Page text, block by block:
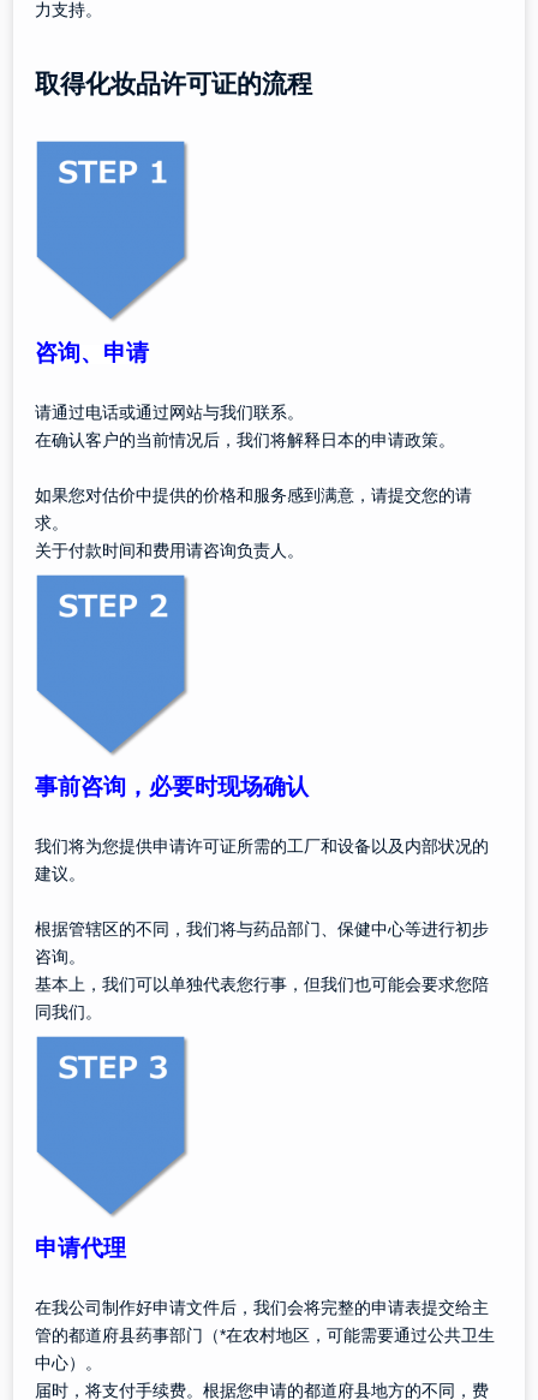
力支持。
取得化妆品许可证的流程
咨询、申请
请通过电话或通过网站与我们联系。
在确认客户的当前情况后，我们将解释日本的申请政策。
如果您对估价中提供的价格和服务感到满意，请提交您的请
求。
关于付款时间和费用请咨询负责人。
事前咨询，必要时现场确认
我们将为您提供申请许可证所需的工厂和设备以及内部状况的
建议。
根据管辖区的不同，我们将与药品部门、保健中心等进行初步
咨询。
基本上，我们可以单独代表您行事，但我们也可能会要求您陪
同我们。
申请代理
在我公司制作好申请文件后，我们会将完整的申请表提交给主
管的都道府县药事部门（*在农村地区，可能需要通过公共卫生
中心）。
届时，将支付手续费。根据您申请的都道府县地方的不同，费